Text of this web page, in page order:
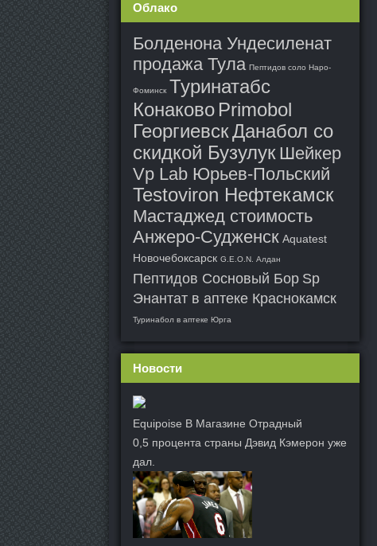
Облако
Болденона Ундесиленат
продажа Тула Пептидов соло Наро-
Фоминск Туринатабс
Конаково Primobol
ГеоргиевскДанабол со
скидкой Бузулук Шейкер
Vp Lab Юрьев-Польский
Testoviron Нефтекамск
Мастаджед стоимость
Анжеро-Судженск Aquatest
Новочебоксарск G.E.O.N. Алдан
Пептидов Сосновый Бор Sp
Энантат в аптеке Краснокамск
Туринабол в аптеке Юрга
Новости
Equipoise В Магазине Отрадный
0,5 процента страны Дэвид Кэмерон уже
дал.